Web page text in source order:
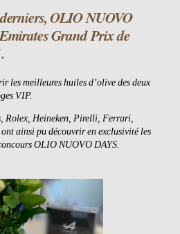
OLIO NUOVO
Grand Prix de
les meilleures huiles d’olive des deux
VIP.
Rolex, Heineken, Pirelli, Ferrari,
ainsi pu découvrir en exclusivité les
OLIO NUOVO DAYS.